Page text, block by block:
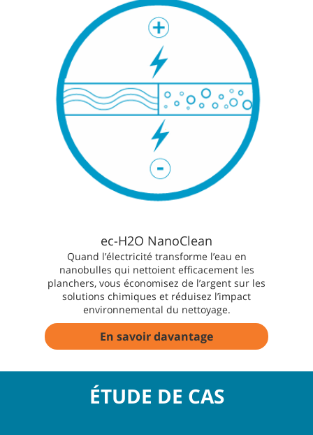
ec-H2O NanoClean
Quand l’électricité transforme l’eau en
nanobulles qui nettoient efficacement les
planchers, vous économisez de l’argent sur les
solutions chimiques et réduisez l’impact
environnemental du nettoyage.
En savoir davantage
ÉTUDE DE CAS